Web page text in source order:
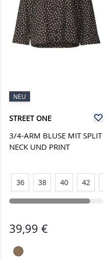
NEU
STREET ONE
3/4-ARM BLUSE MIT SPLIT
NECK UND PRINT
36 38 40 42
39,99 €